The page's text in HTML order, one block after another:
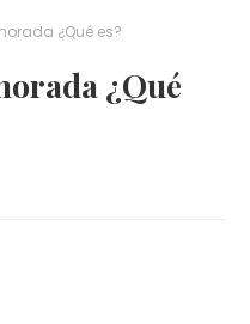
¿Qué es?
¿Qué